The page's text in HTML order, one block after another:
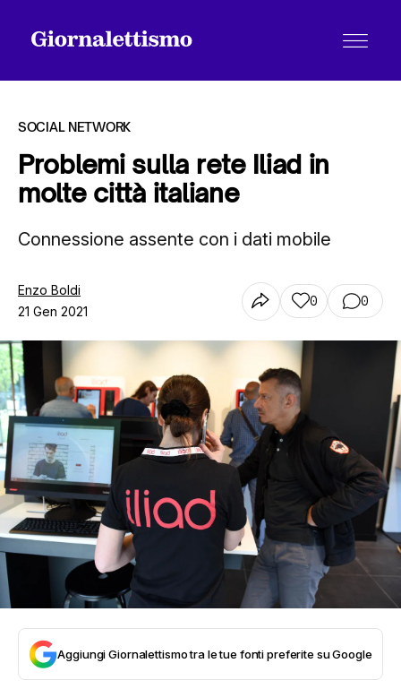
Tutti gli articoli
Contatti
SOCIAL NETWORK
Problemi sulla rete Iliad in
molte città italiane
Connessione assente con i dati mobile
Enzo Boldi
21 Gen 2021
0 0
Aggiungi Giornalettismo tra le tue fonti preferite su Google